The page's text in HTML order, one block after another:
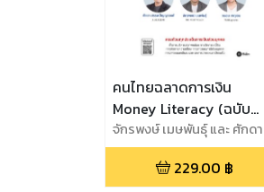
คนไทยฉลาดการเงิน
Money Literacy (ฉบับ
อัปเดต) (PDF)
จักรพงษ์ เมษพันธุ์ และ ศักดา
สรรพปัญญาวงศ์ และ ถนอม
229.00 ฿